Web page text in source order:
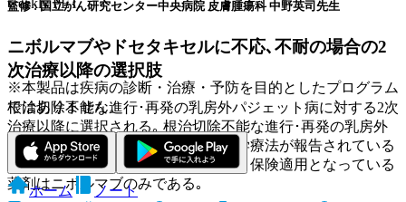
weekly PET
※本製品は疾病の診断・治療・予防を目的としたプログラム
ではありません。
ホーム
ノート
監修 : 国立がん研究センター中央病院 皮膚腫瘍科 中野英司先生
ニボルマブやドセタキセルに不応､不耐の場合の2
次治療以降の選択肢
根治切除不能な進行･再発の乳房外パジェット病に対する2次
治療以降に選択される｡ 根治切除不能な進行･再発の乳房外
パジェット病に対しては､ 様々な化学療法が報告されている
が各レジメンを比較する試験は無く､ 保険適用となっている
薬剤はニボルマブのみである｡